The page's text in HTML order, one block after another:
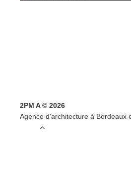
2PM A © 2026
Agence d'architecture à Bordeaux
